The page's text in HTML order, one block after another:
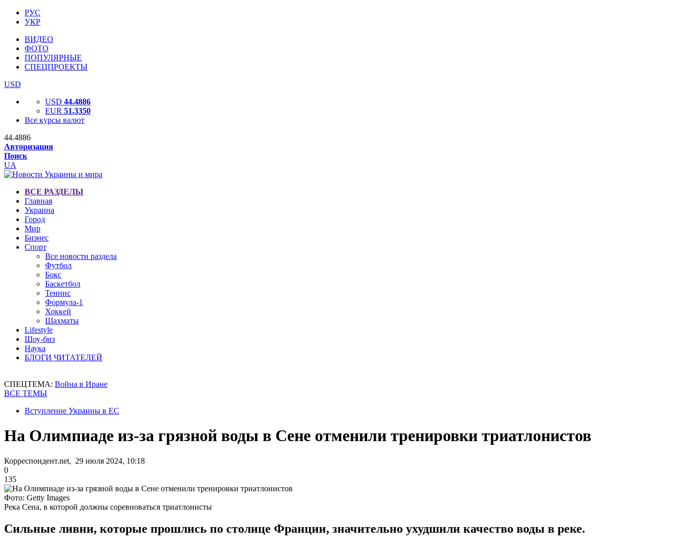
РУС
УКР
ВИДЕО
ФОТО
ПОПУЛЯРНЫЕ
СПЕЦПРОЕКТЫ
USD
USD 44.4886
EUR 51.3350
Все курсы валют
44.4886
Авторизация
Поиск
UA
ВСЕ РАЗДЕЛЫ
Главная
Украина
Город
Мир
Бизнес
Спорт
Все новости раздела
Футбол
Бокс
Баскетбол
Теннис
Формула-1
Хоккей
Шахматы
Lifestyle
Шоу-биз
Наука
БЛОГИ ЧИТАТЕЛЕЙ
СПЕЦТЕМА: Война в Иране
ВСЕ ТЕМЫ
Вступление Украины в ЕС
На Олимпиаде из-за грязной воды в Сене отменили тренировки триатлонистов
Корреспондент.net, 29 июля 2024, 10:18
0
135
Фото: Getty Images
Река Сена, в которой должны соревноваться триатлонисты
Сильные ливни, которые прошлись по столице Франции, значительно ухудшили качество воды в реке.